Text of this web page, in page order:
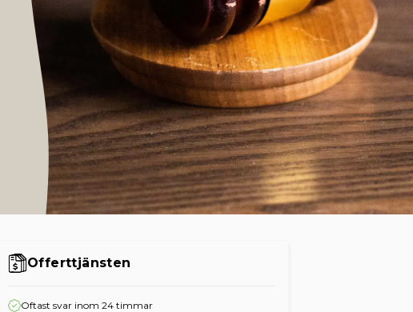
Offerttjänsten
Oftast svar inom 24 timmar